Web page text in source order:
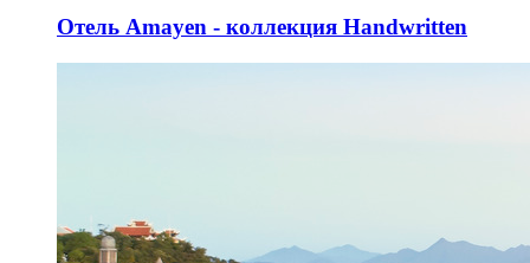
Отель Amayen - коллекция Handwritten